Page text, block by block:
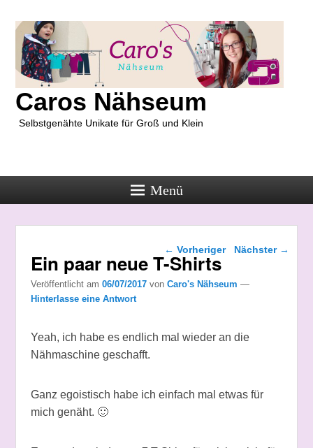
Caros Nähseum
Selbstgenähte Unikate für Groß und Klein
Menü
Beitragsnavigation
← Vorheriger Nächster →
Ein paar neue T-Shirts
Veröffentlicht am 06/07/2017 von Caro's Nähseum —
Hinterlasse eine Antwort
Yeah, ich habe es endlich mal wieder an die
Nähmaschine geschafft.
Ganz egoistisch habe ich einfach mal etwas für
mich genäht. 🙂